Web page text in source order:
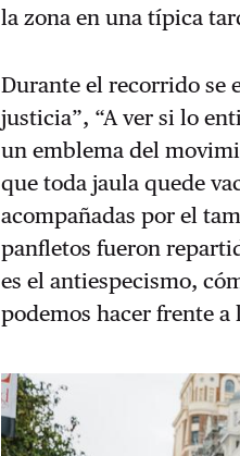
la zona en una típica
Durante el recorrido se
justicia”, “A ver si lo
un emblema del
que toda jaula quede
acompañadas por el
panfletos fueron
es el antiespecismo,
podemos hacer frente